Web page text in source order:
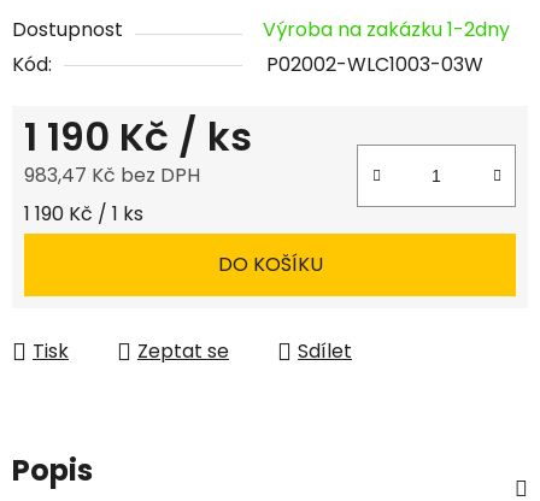
Dostupnost
Výroba na zakázku 1-2dny
Kód:
P02002-WLC1003-03W
1 190 Kč / ks
983,47 Kč bez DPH
Měrná cena:
1 190 Kč / 1 ks
DO KOŠÍKU
Tisk Zeptat se Sdílet
Popis